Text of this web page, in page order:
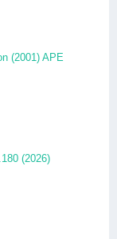
(2001) APE
(2026)